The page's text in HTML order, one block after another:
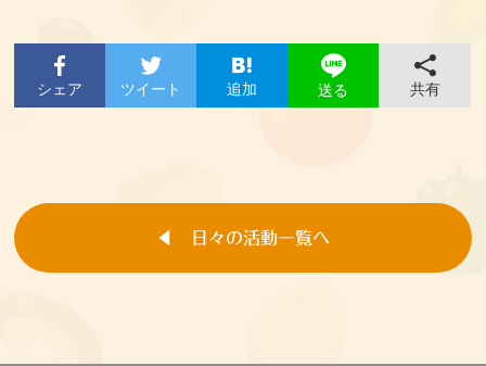
シェア ツイート 追加 送る 共有
◀︎ 日々の活動一覧へ